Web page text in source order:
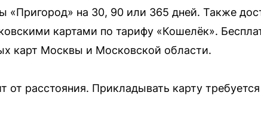
«Пригород» на 30, 90 или 365 дней. Также
картами по тарифу «Кошелёк».
карт Москвы и Московской области.
от расстояния. Прикладывать карту